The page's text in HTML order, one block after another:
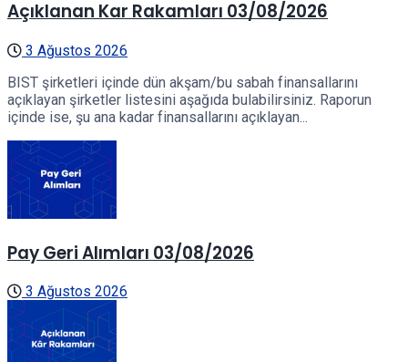
Açıklanan Kar Rakamları 03/08/2026
3 Ağustos 2026
BIST şirketleri içinde dün akşam/bu sabah finansallarını
açıklayan şirketler listesini aşağıda bulabilirsiniz. Raporun
içinde ise, şu ana kadar finansallarını açıklayan...
Pay Geri Alımları 03/08/2026
3 Ağustos 2026